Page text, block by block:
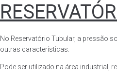
No Reservatório Tubular, a pressão
outras características.
Pode ser utilizado na área industrial,